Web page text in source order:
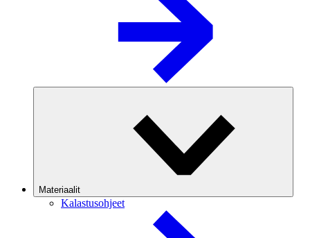
Materiaalit
Kalastusohjeet